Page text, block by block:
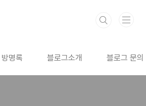
방명록 블로그소개 블로그 문의